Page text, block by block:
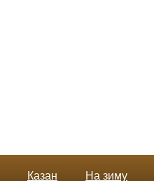
Казан На зиму